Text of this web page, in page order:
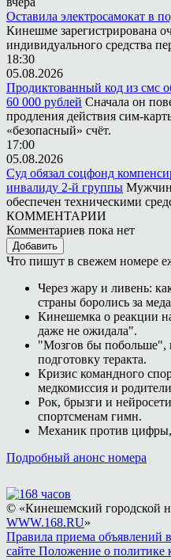
Оставила электросамокат в
Кинешме зарегистрирована
индивидуального средства
18:30
05.08.2026
Продиктованный код из смс
60 000 рублей Сначала он
продления действия сим-
«безопасный» счёт.
17:00
05.08.2026
Суд обязал соцфонд
инвалиду 2-й группы
обеспечен техническими
КОММЕНТАРИИ
Комментариев пока нет
Добавить
Что пишут в свежем номере
Через жару и ливень:
страны боролись за
Кинешемка о реакции
даже не ожидала".
"Мозгов бы побольше",
подготовку теракта.
Кризис командного
медкомиссия и
Рок, брызги и
спортсменам гимн.
Механик против цифры,
Подробный анонс номера
© «Кинешемский городской
WWW.168.RU»
Правила приема объявлений в
сайте Положение о политике